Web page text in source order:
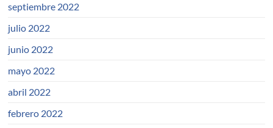
septiembre 2022
julio 2022
junio 2022
mayo 2022
abril 2022
febrero 2022